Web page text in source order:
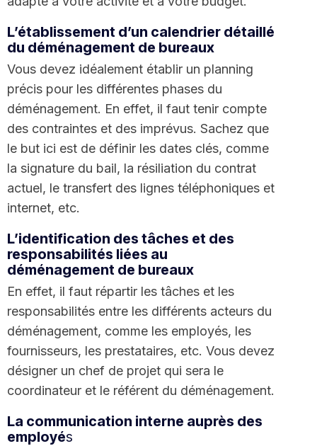
L’établissement d’un calendrier détaillé
du déménagement de bureaux
Vous devez idéalement établir un planning
précis pour les différentes phases du
déménagement. En effet, il faut tenir compte
des contraintes et des imprévus. Sachez que
le but ici est de définir les dates clés, comme
la signature du bail, la résiliation du contrat
actuel, le transfert des lignes téléphoniques et
internet, etc.
L’identification des tâches et des
responsabilités liées au
déménagement de bureaux
En effet, il faut répartir les tâches et les
responsabilités entre les différents acteurs du
déménagement, comme les employés, les
fournisseurs, les prestataires, etc. Vous devez
désigner un chef de projet qui sera le
coordinateur et le référent du déménagement.
La communication interne auprès des
employés